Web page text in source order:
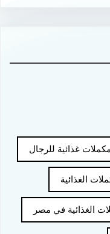
غذائية للرجال
الغذائية
الغذائية في مصر